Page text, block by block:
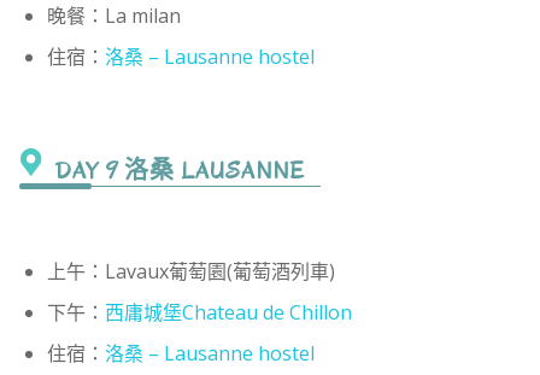
晚餐：La milan
住宿： 洛桑 – Lausanne hostel
DAY 9 洛桑 LAUSANNE
上午：Lavaux葡萄園(葡萄酒列車)
下午： 西庸城堡Chateau de Chillon
住宿： 洛桑 – Lausanne hostel